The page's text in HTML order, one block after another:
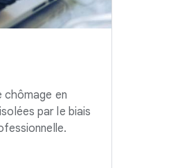
chômage en
par le biais